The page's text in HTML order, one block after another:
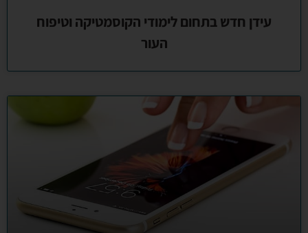
עידן חדש בתחום לימודי הקוסמטיקה וטיפוח
העור